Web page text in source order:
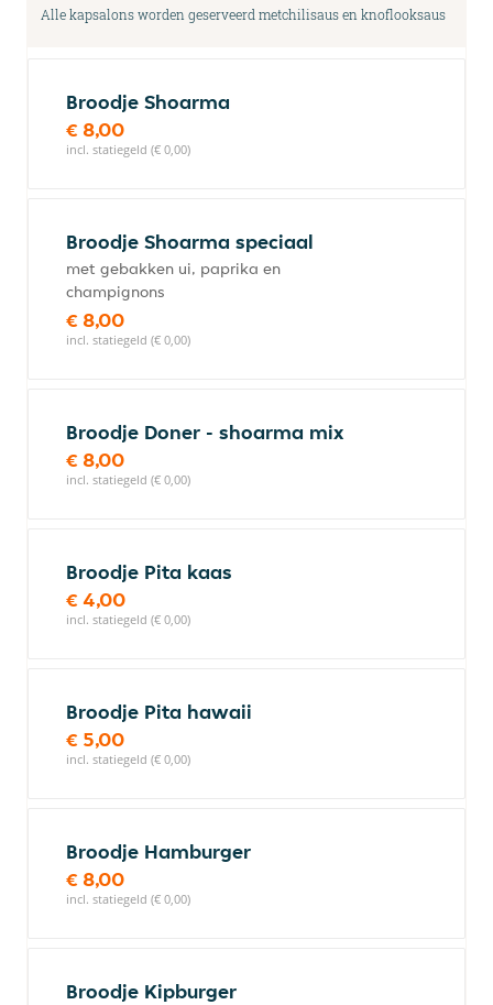
Alle kapsalons worden geserveerd metchilisaus en knoflooksaus
Broodje Shoarma
€ 8,00
incl. statiegeld (€ 0,00)
Broodje Shoarma speciaal
met gebakken ui, paprika en
champignons
€ 8,00
incl. statiegeld (€ 0,00)
Broodje Doner - shoarma mix
€ 8,00
incl. statiegeld (€ 0,00)
Broodje Pita kaas
€ 4,00
incl. statiegeld (€ 0,00)
Broodje Pita hawaii
€ 5,00
incl. statiegeld (€ 0,00)
Broodje Hamburger
€ 8,00
incl. statiegeld (€ 0,00)
Broodje Kipburger